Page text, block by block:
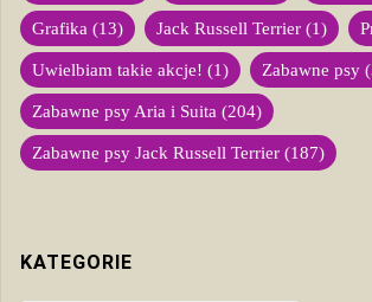
Grafika (13) Jack Russell Terrier (1)
Uwielbiam takie akcje! (1) Zabawne psy
Zabawne psy Aria i Suita (204)
Zabawne psy Jack Russell Terrier (187)
KATEGORIE